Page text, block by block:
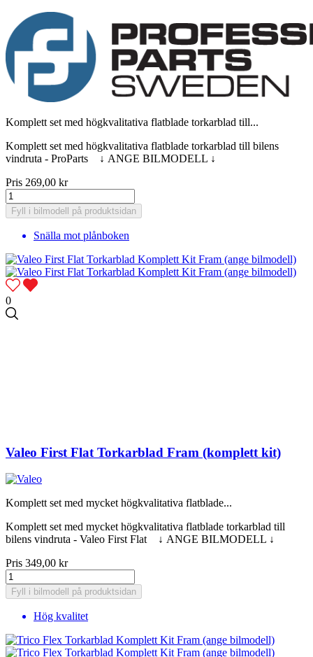
Komplett set med högkvalitativa flatblade torkarblad till...
Komplett set med högkvalitativa flatblade torkarblad till bilens
vindruta - ProParts ↓ ANGE BILMODELL ↓
Pris 269,00 kr
Fyll i bilmodell på produktsidan
Snälla mot plånboken
0
Valeo First Flat Torkarblad Fram (komplett kit)
Komplett set med mycket högkvalitativa flatblade...
Komplett set med mycket högkvalitativa flatblade torkarblad till
bilens vindruta - Valeo First Flat ↓ ANGE BILMODELL ↓
Pris 349,00 kr
Fyll i bilmodell på produktsidan
Hög kvalitet